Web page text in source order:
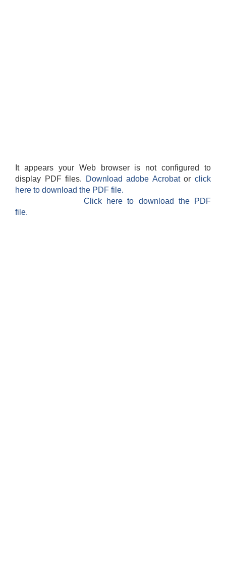
It appears your Web browser is not configured to
display PDF files.
Download adobe Acrobatorclick
here to download the PDF file.
Click here to download the PDF
file.